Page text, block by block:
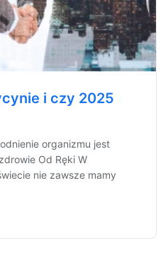
i czy 2025
organizmu jest
Od Ręki W
nie zawsze mamy